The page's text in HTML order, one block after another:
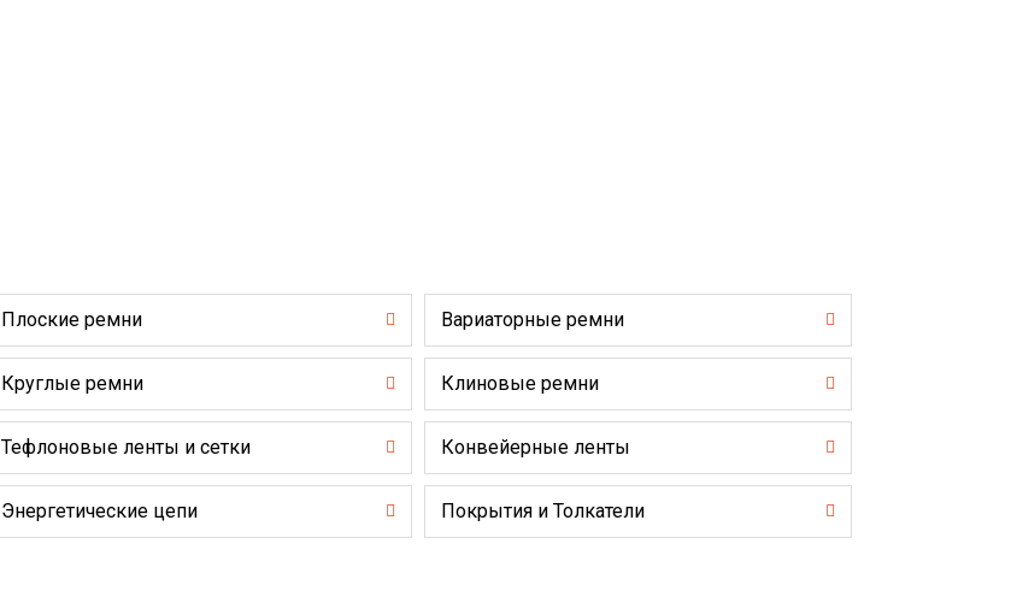
Плоские ремни Вариаторные ремни
Круглые ремни Клиновые ремни
Тефлоновые ленты и сетки Конвейерные ленты
Энергетические цепи Покрытия и Толкатели